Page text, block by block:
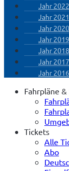
Jahr 2022
Jahr 2021
Jahr 2020
Jahr 2019
Jahr 2018
Jahr 2017
Jahr 2016
Fahrpläne
Tickets
Alle
Abo